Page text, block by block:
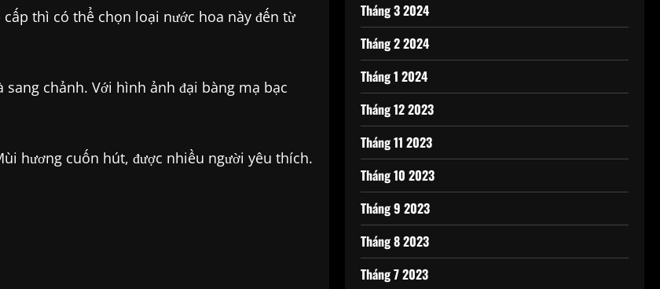
thì có thể chọn loại nước hoa này đến từ
chảnh. Với hình ảnh đại bàng mạ bạc
hương cuốn hút, được nhiều người yêu thích.
Tháng 3 2024
Tháng 2 2024
Tháng 1 2024
Tháng 12 2023
Tháng 11 2023
Tháng 10 2023
Tháng 9 2023
Tháng 8 2023
Tháng 7 2023